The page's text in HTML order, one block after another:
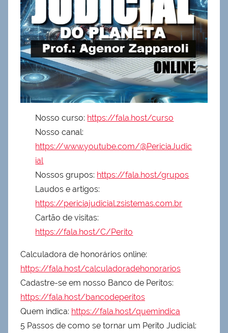
Nosso curso: https://fala.host/curso
Nosso canal:
https://www.youtube.com/@PericiaJudic
ial
Nossos grupos: https://fala.host/grupos
Laudos e artigos:
https://periciajudicial.zsistemas.com.br
Cartão de visitas:
https://fala.host/C/Perito
Calculadora de honorários online:
https://fala.host/calculadoradehonorarios
Cadastre-se em nosso Banco de Peritos:
https://fala.host/bancodeperitos
Quem indica: https://fala.host/quemindica
5 Passos de como se tornar um Perito Judicial: